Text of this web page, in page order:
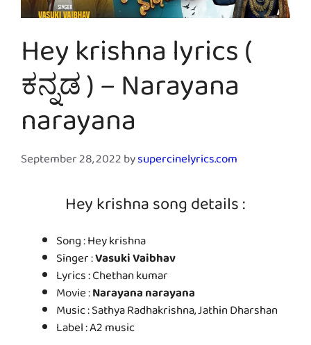
Hey krishna lyrics (
ಕನ್ನಡ ) – Narayana
narayana
September 28, 2022bysupercinelyrics.com
Hey krishna song details :
Song : Hey krishna
Singer :Vasuki Vaibhav
Lyrics : Chethan kumar
Movie :Narayana narayana
Music : Sathya Radhakrishna, Jathin Dharshan
Label : A2 music